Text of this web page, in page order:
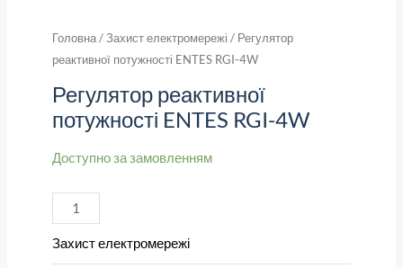
Головна/Захист електромережі / Регулятор
реактивної потужності ENTES RGI-4W
Регулятор реактивної
потужності ENTES RGI-4W
Доступно за замовленням
Захист електромережі